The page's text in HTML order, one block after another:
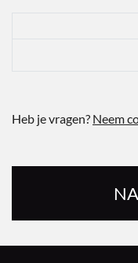
Heb je vragen? Neem